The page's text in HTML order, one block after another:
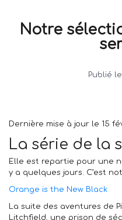
Notre
Publié le
Dernière mise à jour le 15
La série de la
Elle est repartie pour une
y a quelques jours. C’est
Orange is the New Black
La suite des aventures de
Litchfield, une prison de